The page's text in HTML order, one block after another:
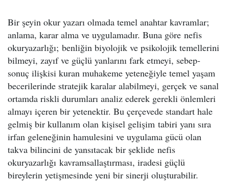
Bir şeyin okur yazarı olmada temel anahtar kavramlar;
anlama, karar alma ve uygulamadır. Buna göre nefis
okuryazarlığı; benliğin biyolojik ve psikolojik temellerini
bilmeyi, zayıf ve güçlü yanlarını fark etmeyi, sebep-
sonuç ilişkisi kuran muhakeme yeteneğiyle temel yaşam
becerilerinde stratejik karalar alabilmeyi, gerçek ve sanal
ortamda riskli durumları analiz ederek gerekli önlemleri
almayı içeren bir yetenektir. Bu çerçevede standart hale
gelmiş bir kullanım olan kişisel gelişim tabiri yanı sıra
irfan geleneğinin hamulesini ve uygulama gücü olan
takva bilincini de yansıtacak bir şeklide nefis
okuryazarlığı kavramsallaştırması, iradesi güçlü
bireylerin yetişmesinde yeni bir sinerji oluşturabilir.